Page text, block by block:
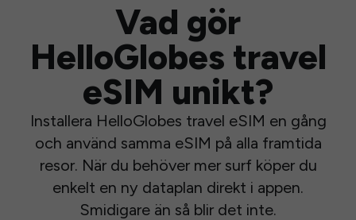
Vad gör
HelloGlobes travel
eSIM unikt?
Installera HelloGlobes travel eSIM en gång
och använd samma eSIM på alla framtida
resor. När du behöver mer surf köper du
enkelt en ny dataplan direkt i appen.
Smidigare än så blir det inte.